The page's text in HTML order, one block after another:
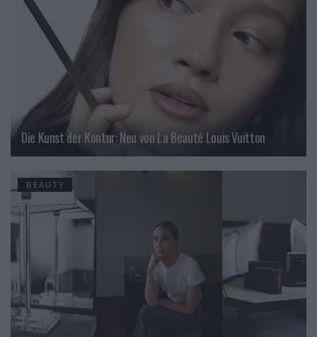
Die Kunst der Kontur: Neu von La Beauté Louis Vuitton
BEAUTY